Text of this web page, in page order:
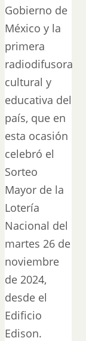
Gobierno de
México y la
primera
radiodifusora
cultural y
educativa del
país, que en
esta ocasión
celebró el
Sorteo
Mayor de la
Lotería
Nacional del
martes 26 de
noviembre
de 2024,
desde el
Edificio
Edison.